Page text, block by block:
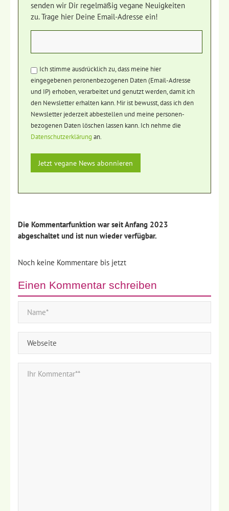
senden wir Dir regelmäßig vegane Neuigkeiten
zu. Trage hier Deine Email-Adresse ein!
Ich stimme ausdrücklich zu, dass meine hier
eingegebenen peronenbezogenen Daten (Email-Adresse
und IP) erhoben, verarbeitet und genutzt werden, damit ich
den Newsletter erhalten kann. Mir ist bewusst, dass ich den
Newsletter jederzeit abbestellen und meine personen-
bezogenen Daten löschen lassen kann. Ich nehme die
Datenschutzerklärung an.
Die Kommentarfunktion war seit Anfang 2023
abgeschaltet und ist nun wieder verfügbar.
Noch keine Kommentare bis jetzt
Einen Kommentar schreiben